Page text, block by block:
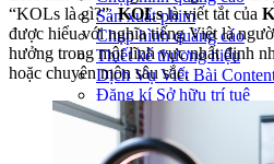
Sản xuất phim
Chụp hình quảng cáo
Thiết kế thương hiệu
Dịch Vụ Viết Bài
Đăng kí Sở hữu trí tuệ
Booking quảng cáo
Tư vấn mua bán Bất
Thông tin doanh nghiệp
“KOLs là gì?”.KOLslà viết tắt của
được hiểu với nghĩa tiếng Việt là
hưởng trong một lĩnh vực nhất định
hoặc chuyên môn sâu sắc.